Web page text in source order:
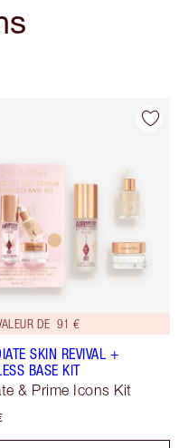
DE 91 €
SKIN REVIVAL +
BASE KIT
& Prime Icons Kit